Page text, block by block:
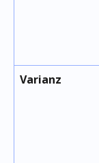
Varianz